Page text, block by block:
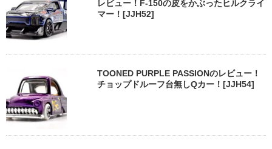
レビュー！F-150の皮をかぶったヒルクライ
マー！[JJH52]
TOONED PURPLE PASSIONのレビュー！
チョップドルーフ台無しQカー！[JJH54]